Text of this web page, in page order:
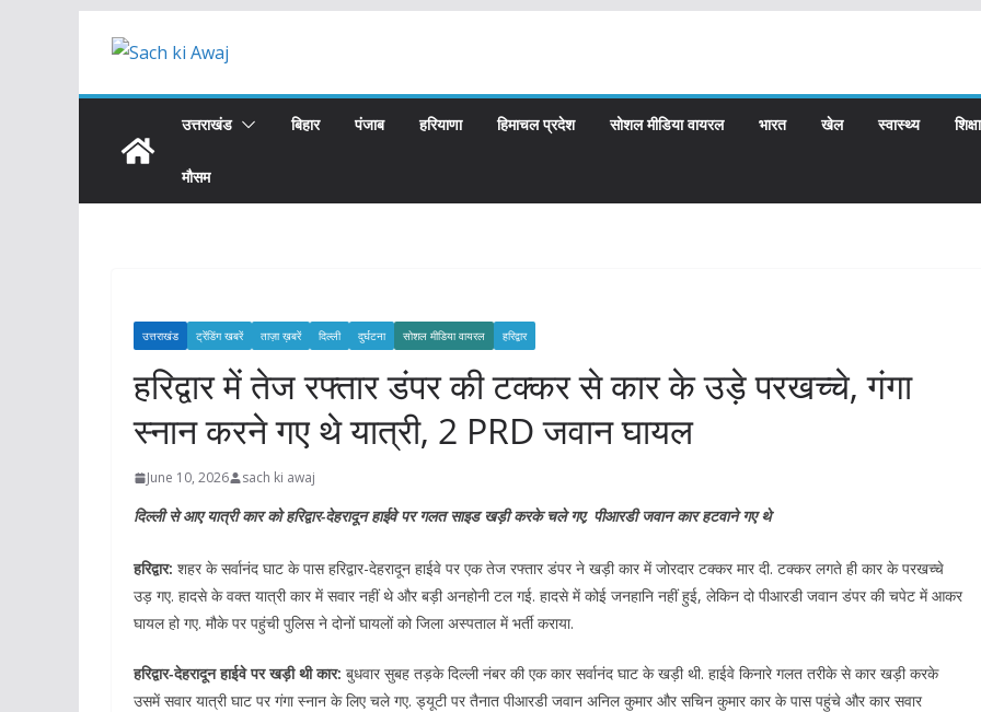
उत्तराखंड बिहार पंजाब हरियाणा हिमाचल प्रदेश सोशल मीडिया वायरल भारत खेल स्वास्थ्य शिक्षा
मौसम
उत्तराखंड ट्रेंडिंग खबरें ताज़ा ख़बरें दिल्ली दुर्घटना सोशल मीडिया वायरल हरिद्वार
हरिद्वार में तेज रफ्तार डंपर की टक्कर से कार के उड़े परखच्चे, गंगा
स्नान करने गए थे यात्री, 2 PRD जवान घायल
June 10, 2026 sach ki awaj
दिल्ली से आए यात्री कार को हरिद्वार-देहरादून हाईवे पर गलत साइड खड़ी करके चले गए, पीआरडी जवान कार हटवाने गए थे
हरिद्वार: शहर के सर्वानंद घाट के पास हरिद्वार-देहरादून हाईवे पर एक तेज रफ्तार डंपर ने खड़ी कार में जोरदार टक्कर मार दी. टक्कर लगते ही कार के परखच्चे
उड़ गए. हादसे के वक्त यात्री कार में सवार नहीं थे और बड़ी अनहोनी टल गई. हादसे में कोई जनहानि नहीं हुई, लेकिन दो पीआरडी जवान डंपर की चपेट में आकर
घायल हो गए. मौके पर पहुंची पुलिस ने दोनों घायलों को जिला अस्पताल में भर्ती कराया.
हरिद्वार-देहरादून हाईवे पर खड़ी थी कार: बुधवार सुबह तड़के दिल्ली नंबर की एक कार सर्वानंद घाट के खड़ी थी. हाईवे किनारे गलत तरीके से कार खड़ी करके
उसमें सवार यात्री घाट पर गंगा स्नान के लिए चले गए. ड्यूटी पर तैनात पीआरडी जवान अनिल कुमार और सचिन कुमार कार के पास पहुंचे और कार सवार